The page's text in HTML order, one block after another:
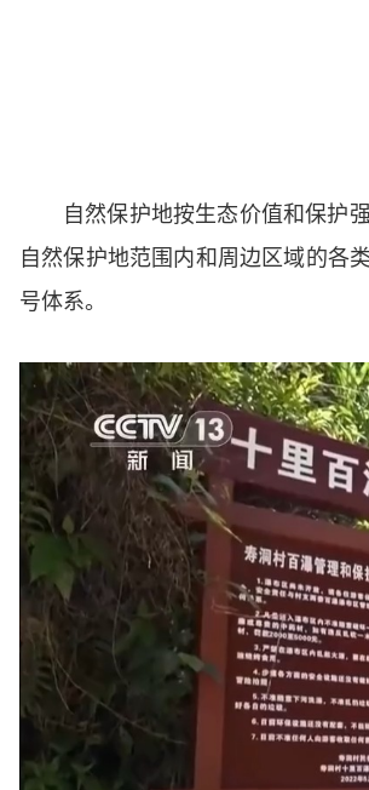
自然保护地按生态价值和保护
自然保护地范围内和周边区域的各
号体系。